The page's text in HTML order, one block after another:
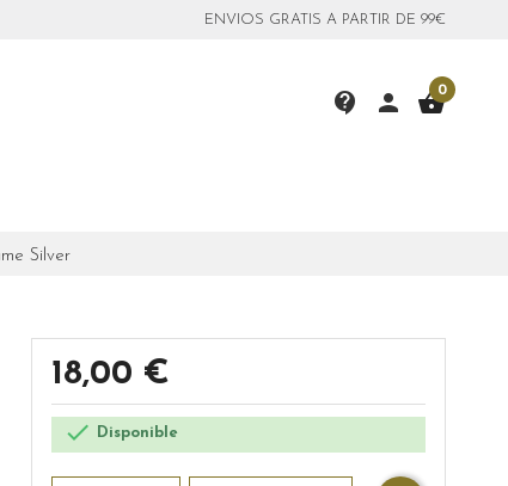
ENVIOS GRATIS A PARTIR DE 99€
contact_support person shopping_basket
0
Silver
18,00 €
 Disponible